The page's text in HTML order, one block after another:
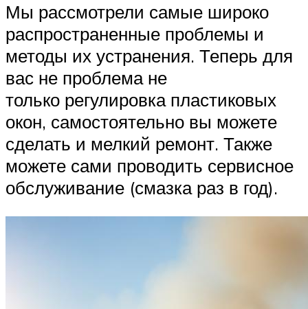
Мы рассмотрели самые широко
распространенные проблемы и
методы их устранения. Теперь для
вас не проблема не
только регулировка пластиковых
окон, самостоятельно вы можете
сделать и мелкий ремонт. Также
можете сами проводить сервисное
обслуживание (смазка раз в год).